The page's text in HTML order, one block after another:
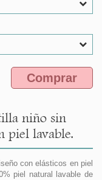
Comprar
niño sin
piel lavable.
con elásticos en piel
piel natural lavable de